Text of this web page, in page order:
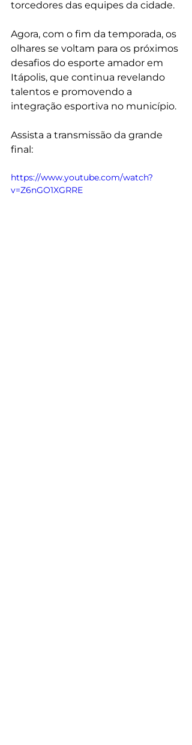
torcedores das equipes da cidade.
Agora, com o fim da temporada, os
olhares se voltam para os próximos
desafios do esporte amador em
Itápolis, que continua revelando
talentos e promovendo a
integração esportiva no município.
Assista a transmissão da grande
final:
https://www.youtube.com/watch?
v=Z6nGO1XGRRE